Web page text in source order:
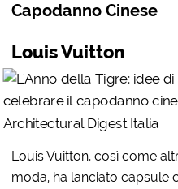
Capodanno Cinese
Louis Vuitton
Louis Vuitton, così come
moda, ha lanciato capsule